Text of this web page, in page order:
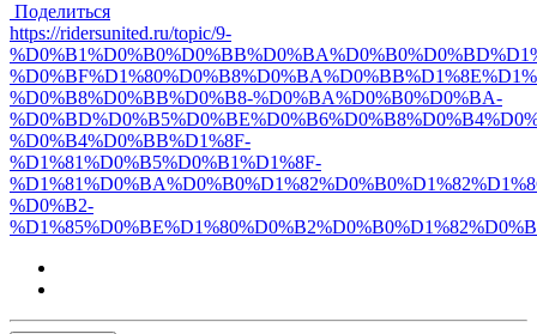
Поделиться
https://ridersunited.ru/topic/9-
%D0%B8%D0%BB%D0%B8-%D0%BA%D0%B0%D0%BA-
%D0%B4%D0%BB%D1%8F-
%D1%81%D0%B5%D0%B1%D1%8F-
%D0%B2-